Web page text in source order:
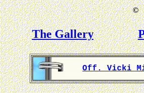
©
The Gallery
Off. Vicki